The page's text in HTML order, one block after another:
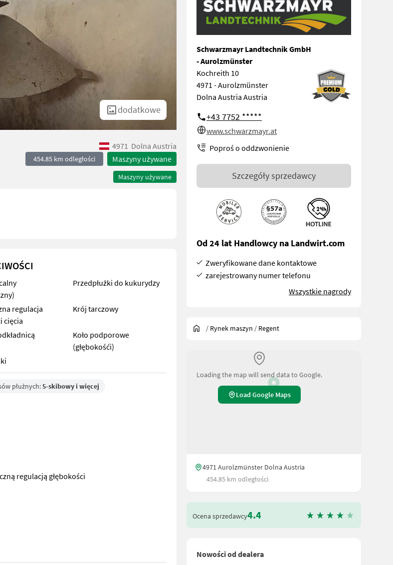
dodatkowe
4971 Dolna Austria
454.85 km odległości Maszyny używane
Maszyny używane
Przedpłużki do kukurydzy
regulacja
cięcia
Krój tarczowy
Koło podporowe
(głębokośći)
płużnych:5-skibowy i więcej
regulacją głębokości
kat. - z hydrauliczną regulacją szerokości roboczej - z siłownikiem z pamięcią położenia - z redlicami
Schwarzmayr Landtechnik GmbH
- Aurolzmünster
Kochreith 10
4971 - Aurolzmünster
Dolna Austria Austria
+43 7752 *****
www.schwarzmayr.at
Poproś o oddzwonienie
Szczegóły sprzedawcy
Od 24 lat Handlowcy na Landwirt.com
Zweryfikowane dane kontaktowe
zarejestrowany numer telefonu
Wszystkie nagrody
/ Rynek maszyn / Regent
Loading the map will send data to Google.
Load Google Maps
4971 Aurolzmünster Dolna Austria
454.85 km odległości
Ocena sprzedawcy4.4
Nowości od dealera